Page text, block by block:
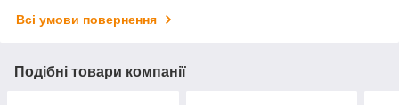
Всі умови повернення
Подібні товари компанії